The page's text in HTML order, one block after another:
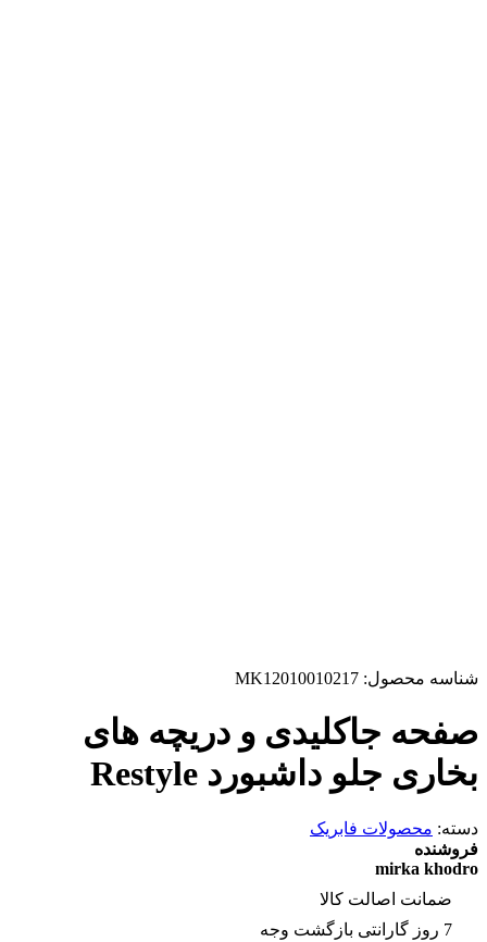
شناسه محصول: MK12010010217
صفحه جاکلیدی و دریچه های
بخاری جلو داشبورد Restyle
دسته: محصولات فابریک
فروشنده
mirka khodro
ضمانت اصالت کالا
7 روز گارانتی بازگشت وجه